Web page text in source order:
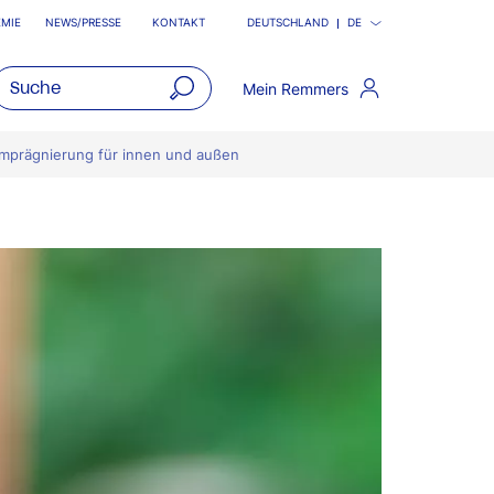
NEWS/PRESSE KONTAKT DEUTSCHLAND DE
Mein Remmers
für innen und außen